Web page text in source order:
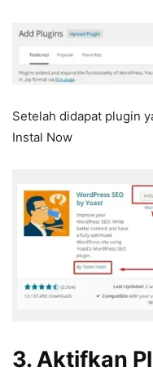
Setelah didapat plugin
Instal Now
3. Aktifkan